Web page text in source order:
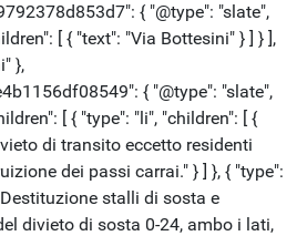
{ "@type": "slate",
[ { "text": "Via Bottesini" } ] } ],
},
{ "@type": "slate",
[ { "type": "li", "children": [ {
di transito eccetto residenti
dei passi carrai." } ] }, { "type":
stalli di sosta e
divieto di sosta 0-24, ambo i lati,